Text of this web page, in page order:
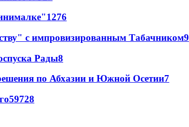
1276
с импровизированным Табачником9
Рады8
по Абхазии и Южной Осетии7
59728